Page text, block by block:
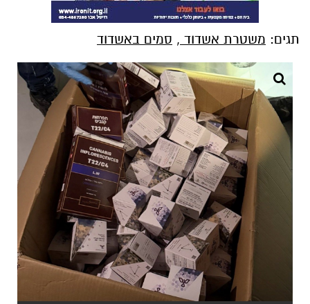
תגים: משטרת אשדוד , סמים באשדוד